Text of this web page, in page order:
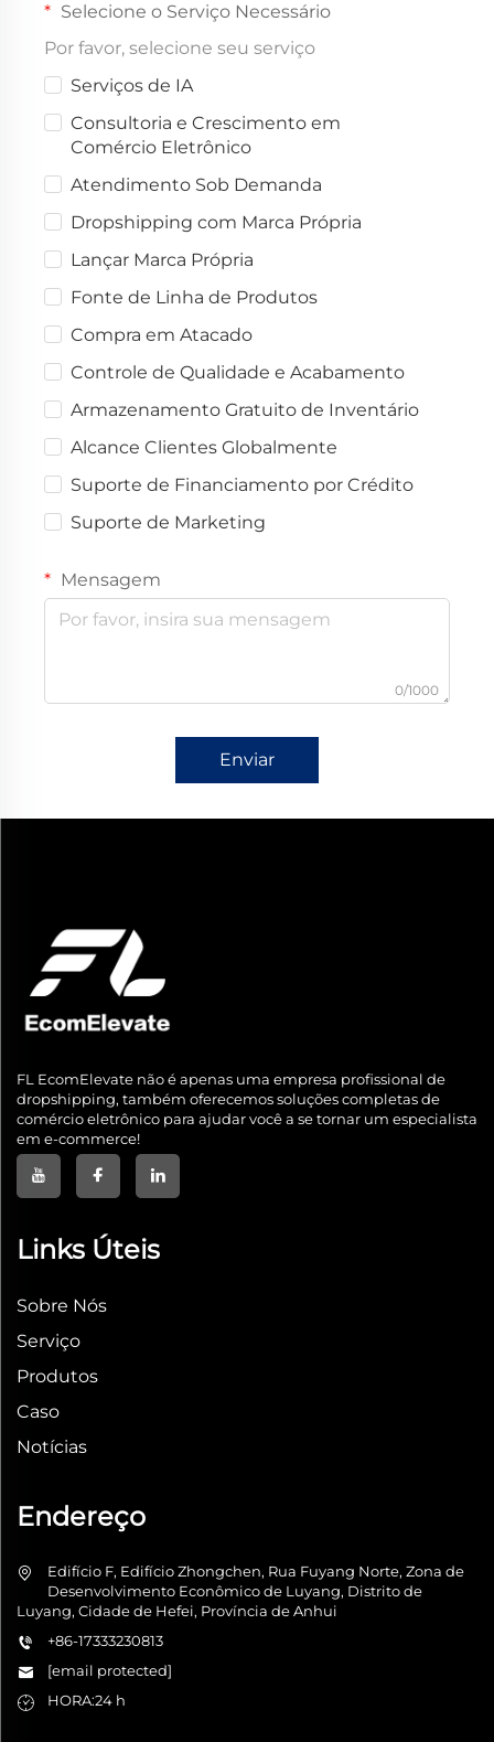
Selecione o Serviço Necessário
Por favor, selecione seu serviço
Serviços de IA
Consultoria e Crescimento em
Comércio Eletrônico
Atendimento Sob Demanda
Dropshipping com Marca Própria
Lançar Marca Própria
Fonte de Linha de Produtos
Compra em Atacado
Controle de Qualidade e Acabamento
Armazenamento Gratuito de Inventário
Alcance Clientes Globalmente
Suporte de Financiamento por Crédito
Suporte de Marketing
Mensagem
0/1000
Enviar
FL EcomElevate não é apenas uma empresa profissional de
dropshipping, também oferecemos soluções completas de
comércio eletrônico para ajudar você a se tornar um especialista
em e-commerce!
Links Úteis
Sobre Nós
Serviço
Produtos
Caso
Notícias
Endereço
Edifício F, Edifício Zhongchen, Rua Fuyang Norte, Zona de
Desenvolvimento Econômico de Luyang, Distrito de
Luyang, Cidade de Hefei, Província de Anhui
+86-17333230813
[email protected]
HORA:24 h